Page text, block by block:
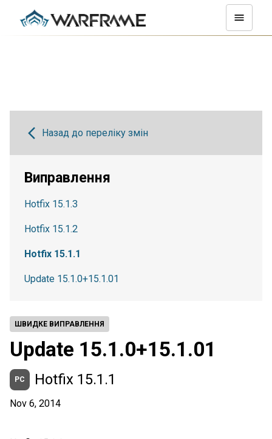
ШВИДКЕ ВИПРАВЛЕННЯ
Update 15.1.0+15.1.01
PC Hotfix 15.1.1
Nov 6, 2014
Назад до переліку змін
Виправлення
Hotfix 15.1.3
Hotfix 15.1.2
Hotfix 15.1.1
Update 15.1.0+15.1.01